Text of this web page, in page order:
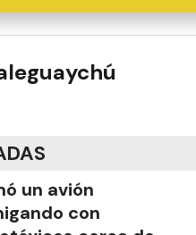
un avión
con